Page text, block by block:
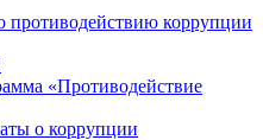
противодействию коррупции
«Противодействие
о коррупции